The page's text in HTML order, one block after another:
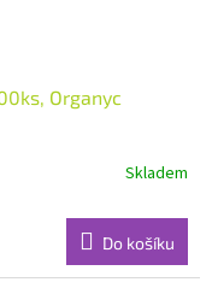
Organyc
Skladem
Do košíku